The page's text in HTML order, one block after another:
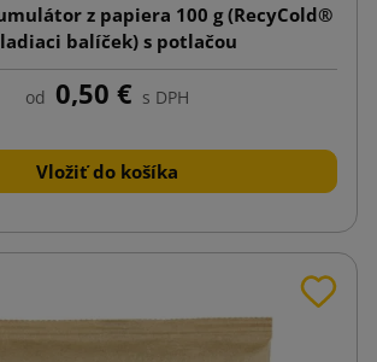
z papiera 100 g (RecyCold®
balíček) s potlačou
od 0,50 € s DPH
Vložiť do košíka